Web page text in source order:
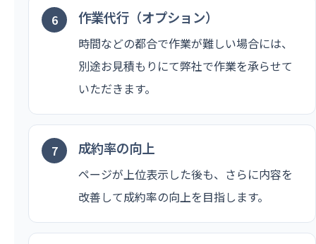
作業代行（オプション）
時間などの都合で作業が難しい場合には、
別途お見積もりにて弊社で作業を承らせて
いただきます。
成約率の向上
ページが上位表示した後も、さらに内容を
改善して成約率の向上を目指します。